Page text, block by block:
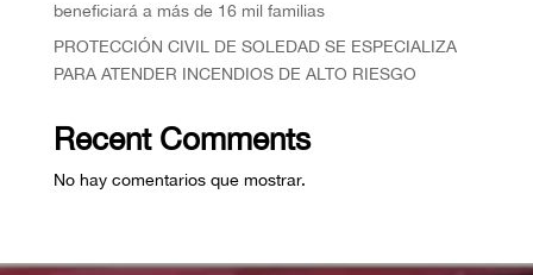
beneficiará a más de 16 mil familias
PROTECCIÓN CIVIL DE SOLEDAD SE ESPECIALIZA
PARA ATENDER INCENDIOS DE ALTO RIESGO
Recent Comments
No hay comentarios que mostrar.